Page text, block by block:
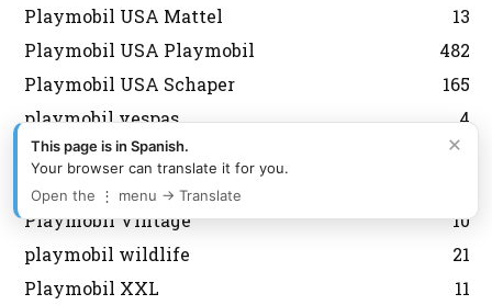
Playmobil USA Mattel
13
Playmobil USA Playmobil
482
Playmobil USA Schaper
165
playmobil vespas
4
Playmobil Victoriano
47
Playmobil vikingos
Playmobil Vintage
10
playmobil wildlife
21
Playmobil XXL
11
×
This page is in Spanish.
Your browser can translate it for you.
Open the ⋮ menu → Translate